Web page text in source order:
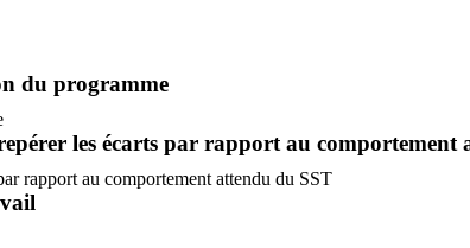
du programme
les écarts par rapport au comportement
rapport au comportement attendu du SST